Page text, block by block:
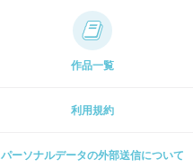
作品一覧
利用規約
パーソナルデータの外部送信について